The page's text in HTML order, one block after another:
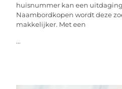
huisnummer kan een
Naambordkopen wordt deze
makkelijker. Met een
...